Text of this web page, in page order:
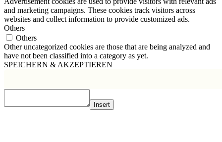
and marketing campaigns. These cookies track visitors across
websites and collect information to provide customized ads.
Others
Others
Other uncategorized cookies are those that are being analyzed and
have not been classified into a category as yet.
SPEICHERN & AKZEPTIEREN
Insert